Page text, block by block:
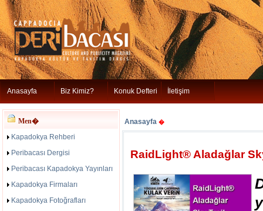
Anasayfa Biz Kimiz? Konuk Defteri İletişim
Men�
Kapadokya Rehberi
Peribacası Dergisi
Peribacası Kapadokya Yayınları
Kapadokya Firmaları
Kapadokya Fotoğrafları
Anasayfa �
RaidLight® Aladağlar